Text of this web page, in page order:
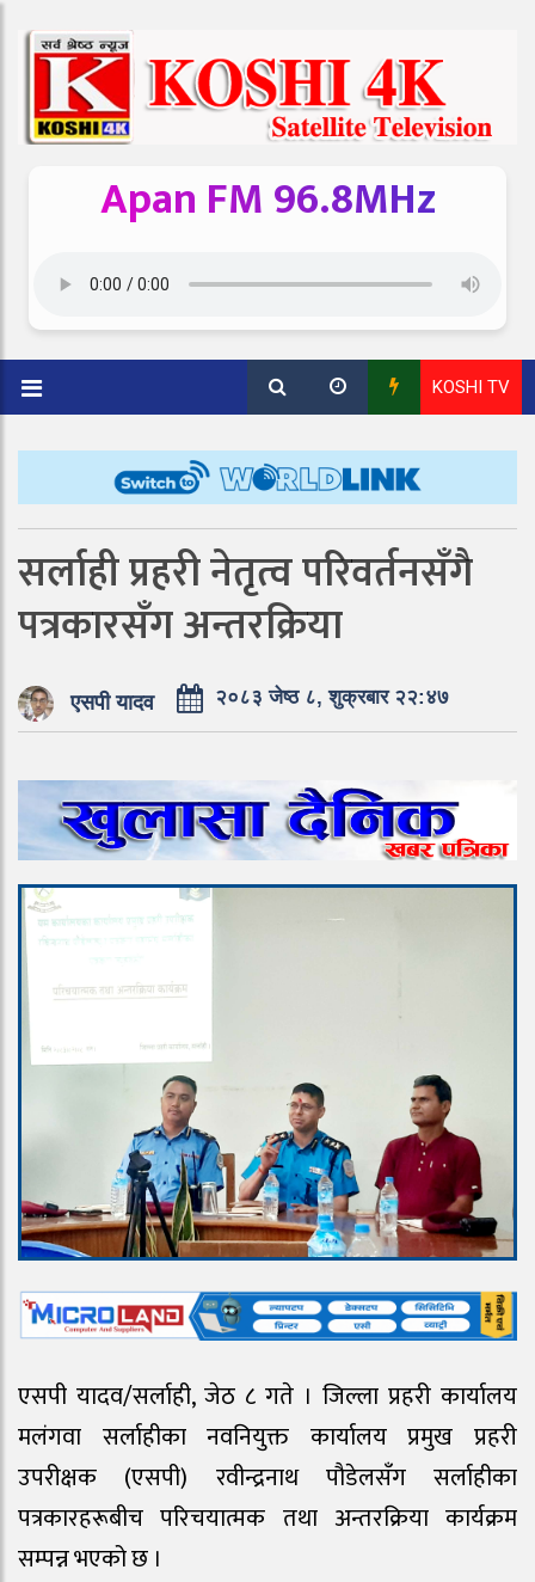
Apan FM 96.8MHz
KOSHI TV
सर्लाही प्रहरी नेतृत्व परिवर्तनसँगै
पत्रकारसँग अन्तरक्रिया
एसपी यादव २०८३ जेष्ठ ८, शुक्रबार २२:४७
एसपी यादव/सर्लाही, जेठ ८ गते । जिल्ला प्रहरी कार्यालय
मलंगवा सर्लाहीका नवनियुक्त कार्यालय प्रमुख प्रहरी
उपरीक्षक (एसपी) रवीन्द्रनाथ पौडेलसँग सर्लाहीका
पत्रकारहरूबीच परिचयात्मक तथा अन्तरक्रिया कार्यक्रम
सम्पन्न भएको छ ।